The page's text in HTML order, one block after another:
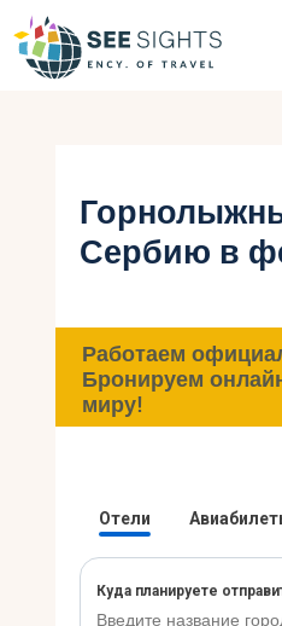
Горящие туры
Типы Туров
Инфо
Блог
Укр
Сербию в
Работаем
Бронируем
миру!